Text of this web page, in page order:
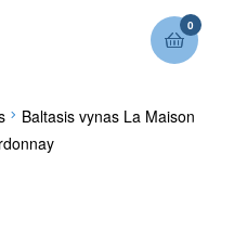
0
Baltasis vynas La Maison